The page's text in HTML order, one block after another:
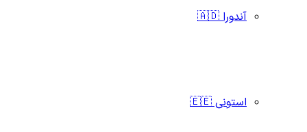
آندورا 🇦🇩
استونی 🇪🇪